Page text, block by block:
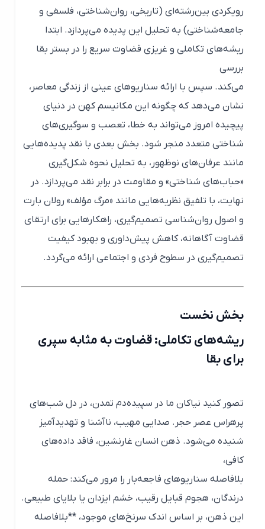
رویکردی بین‌رشته‌ای (تاریخی، روان‌شناختی، فلسفی و
جامعه‌شناختی) به تحلیل این پدیده می‌پردازد. ابتدا
ریشه‌های تکاملی و غریزی قضاوت سریع را در بستر بقا
بررسی
می‌کند. سپس با ارائه سناریوهای عینی از زندگی معاصر،
نشان می‌دهد که چگونه این مکانیسم کهن در دنیای
پیچیده امروز می‌تواند به خطا، تعصب و سوگیری‌های
شناختی متعدد منجر شود. بخش بعدی با نقد پدیده‌هایی
مانند عرفان‌های نوظهور، به تحلیل نحوه شکل‌گیری
«حباب‌های شناختی» و مقاومت در برابر نقد می‌پردازد. در
نهایت، با تلفیق نظریه‌هایی مانند «مرگ مؤلف» رولان بارت
و اصول روان‌شناسی تصمیم‌گیری، راهکارهایی برای ارتقای
قضاوت آگاهانه، کاهش پیش‌داوری و بهبود کیفیت
تصمیم‌گیری در سطوح فردی و اجتماعی ارائه می‌گردد.
بخش نخست
ریشه‌های تکاملی: قضاوت به مثابه سپری
برای بقا
تصور کنید نیاکان ما در سپیده‌دم تمدن، در دل شب‌های
پرهراس عصر حجر. صدایی مهیب، ناآشنا و تهدیدآمیز
شنیده می‌شود. ذهن انسان غارنشین، فاقد داده‌های
کافی،
بلافاصله سناریوهای فاجعه‌بار را مرور می‌کند: حمله
درندگان، هجوم قبایل رقیب، خشم ایزدان یا بلایای طبیعی.
این ذهن، بر اساس اندک سرنخ‌های موجود، **بلافاصله